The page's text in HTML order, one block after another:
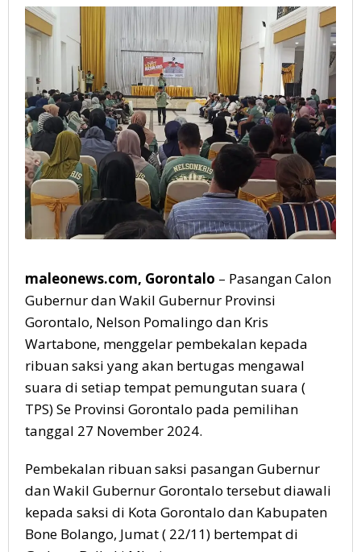
Gorontalo
dan
Bone
Bolango
maleonews.com, Gorontalo – Pasangan Calon
Gubernur dan Wakil Gubernur Provinsi
Gorontalo, Nelson Pomalingo dan Kris
Wartabone, menggelar pembekalan kepada
ribuan saksi yang akan bertugas mengawal
suara di setiap tempat pemungutan suara (
TPS) Se Provinsi Gorontalo pada pemilihan
tanggal 27 November 2024.
Pembekalan ribuan saksi pasangan Gubernur
dan Wakil Gubernur Gorontalo tersebut diawali
kepada saksi di Kota Gorontalo dan Kabupaten
Bone Bolango, Jumat ( 22/11) bertempat di